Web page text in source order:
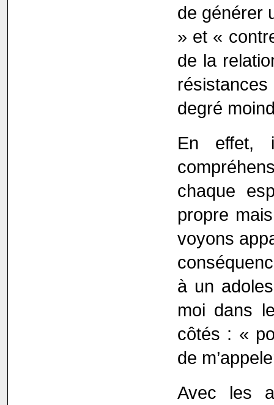
de générer
» et «
de la
degré
En effet,
chaque
propre
voyons
à un
moi dans
côtés : «
de
Avec les